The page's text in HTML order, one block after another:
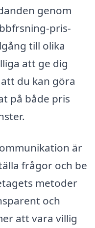
genom
pris-
till olika
att ge dig
du kan göra
på både pris
är
frågor och be
metoder
och
att vara villig